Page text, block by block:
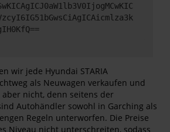
wir jede Hyundai STARIA
als Neuwagen verkaufen und
nicht, denn seitens der
Autohändler sowohl in Garching als
Regeln unterworfen. Die Preise
Niveau nicht unterschreiten, sodass